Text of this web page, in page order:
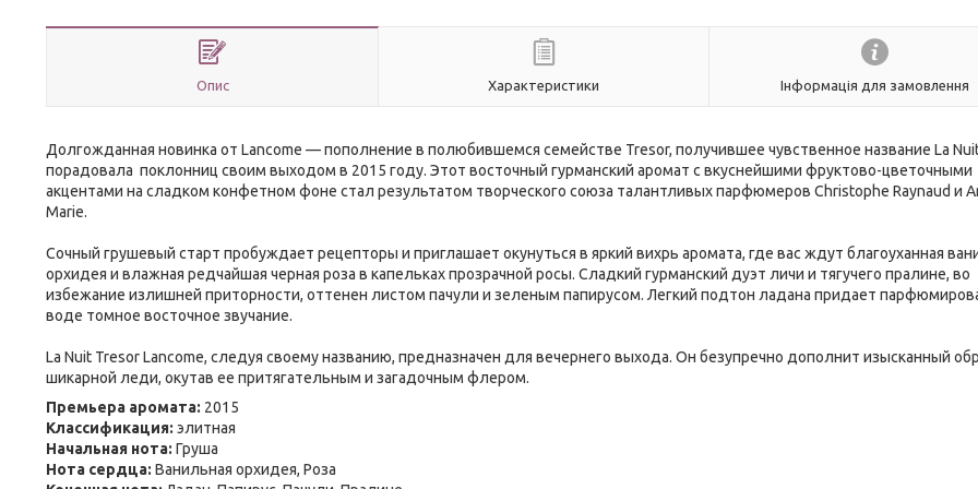
Опис Характеристики Інформація для замовлення
Долгожданная новинка от Lancome — пополнение в полюбившемся семействе Tresor, получившее чувственное название La
порадовала поклонниц своим выходом в 2015 году. Этот восточный гурманский аромат с вкуснейшими фруктово-цветочными
акцентами на сладком конфетном фоне стал результатом творческого союза талантливых парфюмеров Christophe Raynaud и
Marie.
Сочный грушевый старт пробуждает рецепторы и приглашает окунуться в яркий вихрь аромата, где вас ждут благоуханная
орхидея и влажная редчайшая черная роза в капельках прозрачной росы. Сладкий гурманский дуэт личи и тягучего пралине, во
избежание излишней приторности, оттенен листом пачули и зеленым папирусом. Легкий подтон ладана придает
воде томное восточное звучание.
La Nuit Tresor Lancome, следуя своему названию, предназначен для вечернего выхода. Он безупречно дополнит изысканный
шикарной леди, окутав ее притягательным и загадочным флером.
Премьера аромата: 2015
Классификация: элитная
Начальная нота: Груша
Нота сердца: Ванильная орхидея, Роза